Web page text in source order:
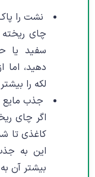
نشت را
چای ریخته
سفید یا
دهید، اما
لکه را
جذب مایع
اگر چای
کاغذی تا
این به
بیشتر آن